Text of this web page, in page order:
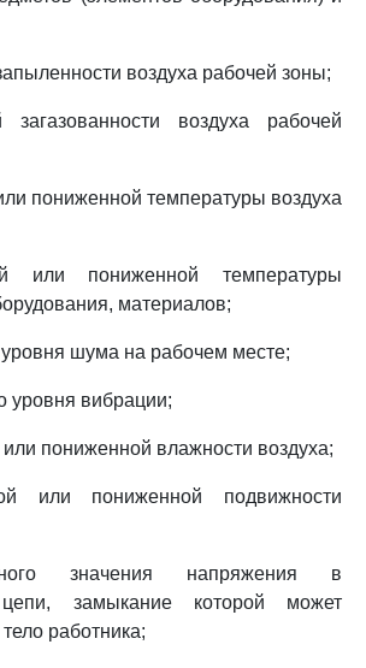
воздуха рабочей зоны;
воздуха рабочей
пониженной температуры воздуха
или пониженной температуры
материалов;
шума на рабочем месте;
уровня вибрации;
пониженной влажности воздуха;
или пониженной подвижности
значения напряжения в
цепи, замыкание которой может
работника;